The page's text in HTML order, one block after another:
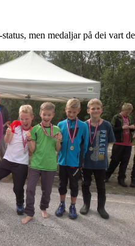
men medaljar på dei vart